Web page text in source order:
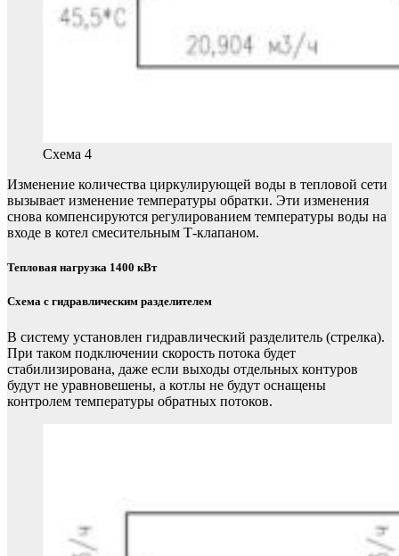
Схема 4
Изменение количества циркулирующей воды в тепловой сети
вызывает изменение температуры обратки. Эти изменения
снова компенсируются регулированием температуры воды на
входе в котел смесительным Т-клапаном.
Тепловая нагрузка 1400 кВт
Схема с гидравлическим разделителем
В систему установлен гидравлический разделитель (стрелка).
При таком подключении скорость потока будет
стабилизирована, даже если выходы отдельных контуров
будут не уравновешены, а котлы не будут оснащены
контролем температуры обратных потоков.